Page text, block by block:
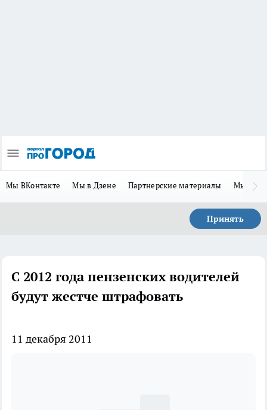
Мы ВКонтакте Мы в Дзене Партнерские материалы Мы в
Принять
С 2012 года пензенских водителей
будут жестче штрафовать
11 декабря 2011